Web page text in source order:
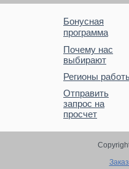
Бонусная
программа
Почему нас
выбирают
Регионы
Отправить
запрос на
просчет